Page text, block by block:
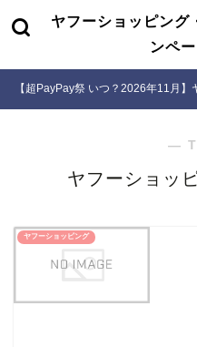
ヤフーショッピング
ンペ
【超PayPay祭 いつ？2026年11月
―
ヤフーショッ
ヤフーショッピング